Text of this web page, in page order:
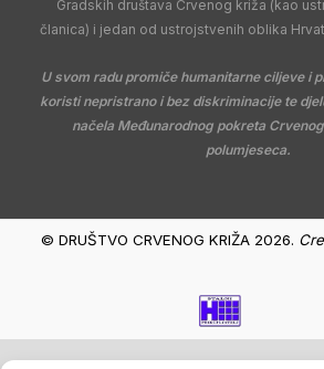
Gradskih društava Crvenog križa (kao
članica) i jedan od ustrojstvenih oblika
U svom radu promiče humanitarne ciljeve i
koristi nepristrano i bez diskriminacije te
načela Međunarodnog pokreta
polumjeseca.
© DRUŠTVO CRVENOG KRIŽA 2026.